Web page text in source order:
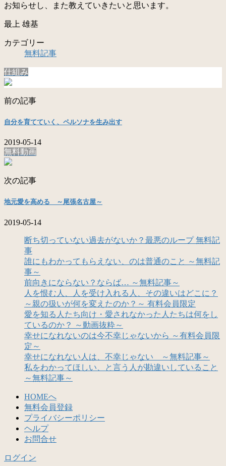
お知らせし、また教えていきたいと思います。
最上 雄基
カテゴリー
無料記事
仕組み
前の記事
自分を育てていく、ペルソナを生み出す
2019-05-14
無料動画
次の記事
地元愛を高める ～尾張名古屋～
2019-05-14
断ち切っていない過去がないか？最悪のループ 無料記
事
誰にもわかってもらえない、のは普通のこと ～無料記
事～
前向きにならない？ならば… ～無料記事～
人を恨む人、人を受け入れる人、その違いはどこに？
～親の扱いが何を変えたのか？～ 有料会員限定
愛を知る人たち向け・愛されなかった人たちは何をし
ているのか？ ～動画抜粋～
幸せになれないのは今不幸じゃないから ～有料会員限
定～
幸せになれない人は、不幸じゃない ～無料記事～
私をわかってほしい、と言う人が勘違いしていること
～無料記事～
HOMEへ
無料会員登録
プライバシーポリシー
ヘルプ
お問合せ
ログイン